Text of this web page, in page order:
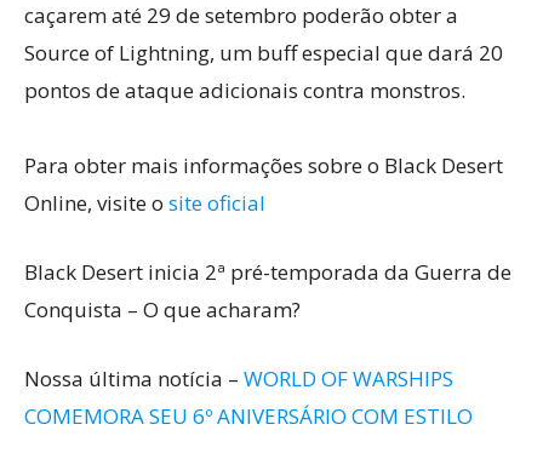
caçarem até 29 de setembro poderão obter a
Source of Lightning, um buff especial que dará 20
pontos de ataque adicionais contra monstros.
Para obter mais informações sobre o Black Desert
Online, visite o site oficial
Black Desert inicia 2ª pré-temporada da Guerra de
Conquista – O que acharam?
Nossa última notícia – WORLD OF WARSHIPS
COMEMORA SEU 6º ANIVERSÁRIO COM ESTILO